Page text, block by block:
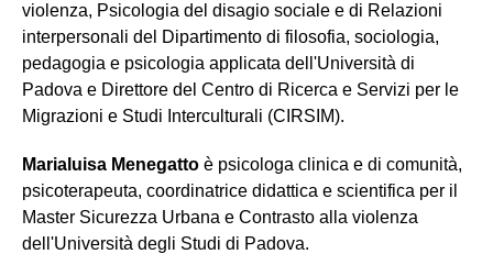
violenza, Psicologia del disagio sociale e di Relazioni
interpersonali del Dipartimento di filosofia, sociologia,
pedagogia e psicologia applicata dell'Università di
Padova e Direttore del Centro di Ricerca e Servizi per le
Migrazioni e Studi Interculturali (CIRSIM).
Marialuisa Menegatto è psicologa clinica e di comunità,
psicoterapeuta, coordinatrice didattica e scientifica per il
Master Sicurezza Urbana e Contrasto alla violenza
dell'Università degli Studi di Padova.